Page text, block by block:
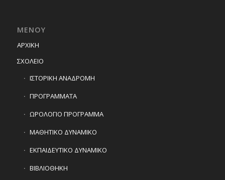
ΜΕΝΟΥ
ΑΡΧΙΚΗ
ΣΧΟΛΕΙΟ
ΙΣΤΟΡΙΚΗ ΑΝΑΔΡΟΜΗ
ΠΡΟΓΡΑΜΜΑΤΑ
ΩΡΟΛΟΓΙΟ ΠΡΟΓΡΑΜΜΑ
ΜΑΘΗΤΙΚΟ ΔΥΝΑΜΙΚΟ
ΕΚΠΑΙΔΕΥΤΙΚΟ ΔΥΝΑΜΙΚΟ
ΒΙΒΛΙΟΘΗΚΗ